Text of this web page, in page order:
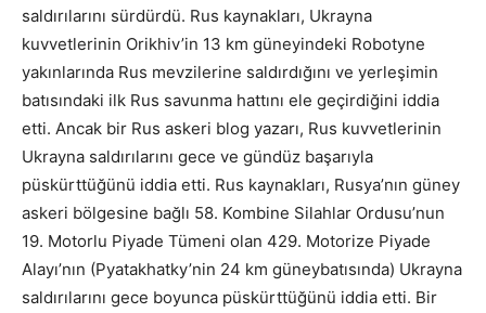
saldırılarını sürdürdü. Rus kaynakları, Ukrayna
kuvvetlerinin Orikhiv’in 13 km güneyindeki Robotyne
yakınlarında Rus mevzilerine saldırdığını ve yerleşimin
batısındaki ilk Rus savunma hattını ele geçirdiğini iddia
etti. Ancak bir Rus askeri blog yazarı, Rus kuvvetlerinin
Ukrayna saldırılarını gece ve gündüz başarıyla
püskürttüğünü iddia etti. Rus kaynakları, Rusya’nın güney
askeri bölgesine bağlı 58. Kombine Silahlar Ordusu’nun
19. Motorlu Piyade Tümeni olan 429. Motorize Piyade
Alayı’nın (Pyatakhatky’nin 24 km güneybatısında) Ukrayna
saldırılarını gece boyunca püskürttüğünü iddia etti. Bir